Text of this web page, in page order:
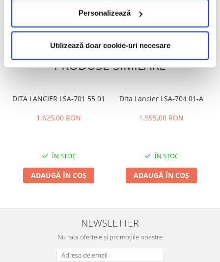
Personalizează
Utilizează doar cookie-uri necesare
PRODUSE SIMILARE
DITA LANCIER LSA-701 55 01
1.625,00 RON
ÎN STOC
ADAUGĂ ÎN COȘ
Dita Lancier LSA-704 01-A
1.595,00 RON
ÎN STOC
ADAUGĂ ÎN COȘ
NEWSLETTER
Nu rata ofertele și promoțiile noastre